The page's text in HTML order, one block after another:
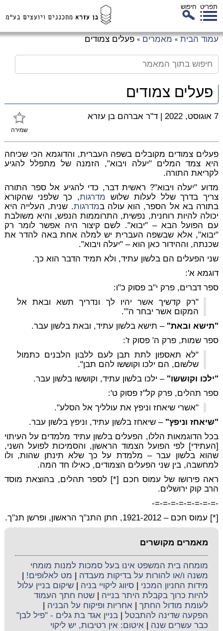
תפריט חיפוש
עמוד הבית » מאמרים » פעלים צמודים
פעלים צמודים
שמירה
7 אוגוסט, 2022 | ד"ר אברהם בן עזרא
פעלים צמודים מקובלים בשפה העברית, והדוגמא הכי שכיחה
היא צמד המלים "יעלה ויבוא", הזמנה של מתפלל להגיע
לקריאת התורה.
מדוע "יעלה ויבוא"? ראשית דבר, כדי להגיע אל ספר התורה
צריך בדרך שלל לעלות שלוש מדרגות, כך שלפני שהקורא
בתורה בא אל הספר, הוא עולה במדרגות. שנית, העלייה היא
יכולה להיות רוחנית, נפשית, התרוממות הנפש, והיא משולבת
עם הפועל הבא – "יבוא". לשם קיצור היה אפשר לומר רק
"יבוא", אלא שבשפה העברית יש למלה אחת באה להדר את
שכנתה, וההידור כאן הוא – "יעלה ויבוא".
שני הפעלים הם בלשון עתיד, ולא תמיד הדבר הוא כך.
דוגמא א':
ספר דברים, פרק י"ב פסוק כ"ו:
"רק קדשיך אשר יהיו לך ונדריך תשא ובאת אל
המקום אשר יבחר ה'".
"תישא ובאת" – תישא בלשון עתיד, ובאת בלשון עבר.
ספר שמות, פרק ה' פסוק ז':
"לא תאספון לתת תבן לעם ללבון הלבנים כתמול
שלשום, הם ילכו וקוששו להם תבן".
"ילכו וקוששו" – ילכו בלשון עתיד, וקוששו בלשון עבר.
ספר תהלים, פרק קל"ז פסוק ט':
"אשרי שיאחז וניפץ את עולליך אל הסלע".
"שיאחז וניפץ"– שיאחז בלשון עתיד, וניפץ בלשון עבר.
בכל הדוגמאות הללו, הפעלים בלשון עתיד מלמדים על העיתוי
[העתידי] לפי הפועל הצמוד הראשון, והסמיכות לפועל השני,
שהוא בלשון עבר – מלמדת על כך שלא תינתן שהות, ולו
למחשבה, בין שני הפעלים הצמודים, כאילו חד המה.
ראה פירושו של עמוס חכם [*] לספר תהלים, בהוצאת מוסד
הרב קוק ירושלים.
-=-=-=-=-=-=-=-=-
[*] עמוס חכם – 1921-2012, חתן התנ"ך הראשון, ופרשן תנ"ך.
מאמרים מקושרים
מומחה בית המשפט אינו בעל סמכות למנות מומחי
משנה ו/או להורות על בדיקות מעבדה
מט לאלופים!
מידות החניון המכני |סיווג ליקויי בניה |שיקום בניין עלול
להיות כרוך בקבלת היתר בנייה |שטח חתך העמוד
לעומת מודול החתך |אחריות ופיקוח על הבניה
הפקעה שדינה להתבטל |בניין אגד בת גלים - "פיל לבן"
כבר עשרים שנה |איטום: אין רטיבות, יש ליקוי